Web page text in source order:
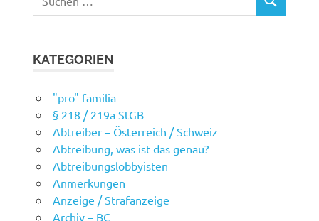
nach:
SUCHEN
KATEGORIEN
"pro" familia
§ 218 / 219a StGB
Abtreiber – Österreich / Schweiz
Abtreibung, was ist das genau?
Abtreibungslobbyisten
Anmerkungen
Anzeige / Strafanzeige
Archiv – BC